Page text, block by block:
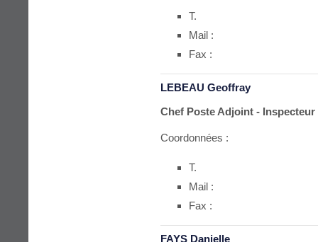
T.
Mail :
Fax :
LEBEAU Geoffray
Chef Poste Adjoint -
Coordonnées :
T.
Mail :
Fax :
FAYS Danielle